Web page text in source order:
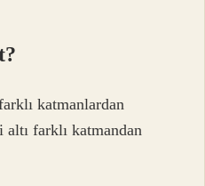
katmanlardan
farklı katmandan